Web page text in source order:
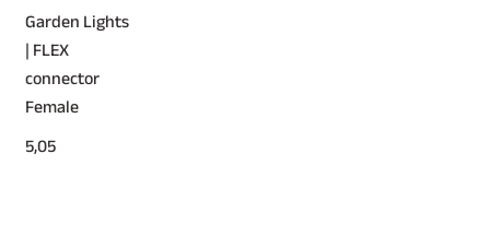
Garden Lights
| FLEX
connector
Female
5,05